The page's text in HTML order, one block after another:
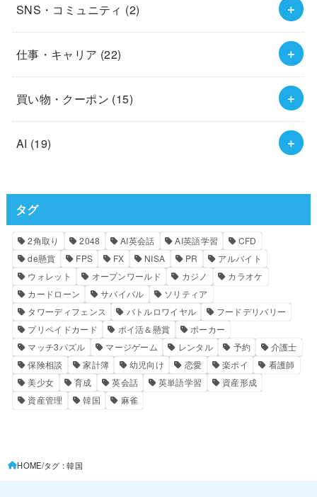
SNS・コミュニティ (2)
仕事・キャリア (22)
買い物・クーポン (15)
AI (19)
タグ
2角取り 2048 AI英会話 AI英語学習
CFD
de懸賞
FPS FX NISA PR
アルバイト
ウォレット
オープンワールド カジノ
カラオケ
カードローン
サバイバル
ソリティア
タワーディフェンス
バトルロワイヤル
フードデリバリー
プリペイドカード
ポイ活＆懸賞
ポーカー
マッチ3パズル
マージゲーム レンタル 予約
介護士
保険相談
家計簿 幼児向け 恋愛 楽ポイ
看護師
美少女
育成 英会話 英単語学習
資産形成
資産管理
韓国 麻雀
HOME タグ : 韓国